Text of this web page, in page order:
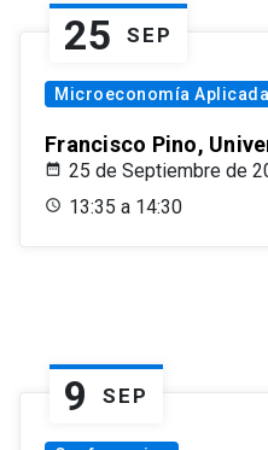
25 SEP
Microeconomía Aplicada
Francisco Pino,
25 de Septiembre de
13:35 a 14:30
9 SEP